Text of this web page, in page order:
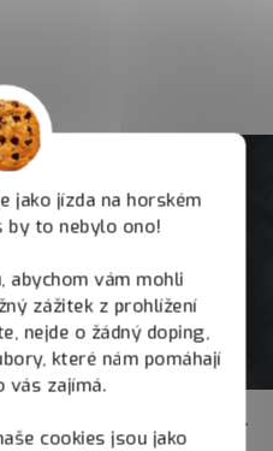
jako jízda na horském
by to nebylo ono!
abychom vám mohli
zážitek z prohlížení
nejde o žádný doping,
které nám pomáhají
vás zajímá.
cookies jsou jako